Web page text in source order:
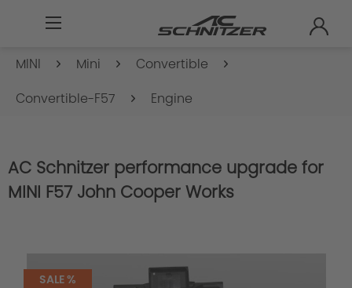
MINI Mini
Convertible
Convertible-F57
Engine
AC Schnitzer performance upgrade for
MINI F57 John Cooper Works
SALE %